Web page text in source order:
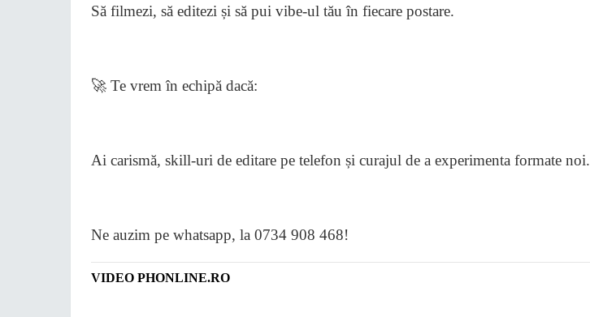
​Să filmezi, să editezi și să pui vibe-ul tău în fiecare postare.
​🚀 Te vrem în echipă dacă:
​Ai carismă, skill-uri de editare pe telefon și curajul de a experimenta formate noi.
Ne auzim pe whatsapp, la 0734 908 468!
VIDEO PHONLINE.RO